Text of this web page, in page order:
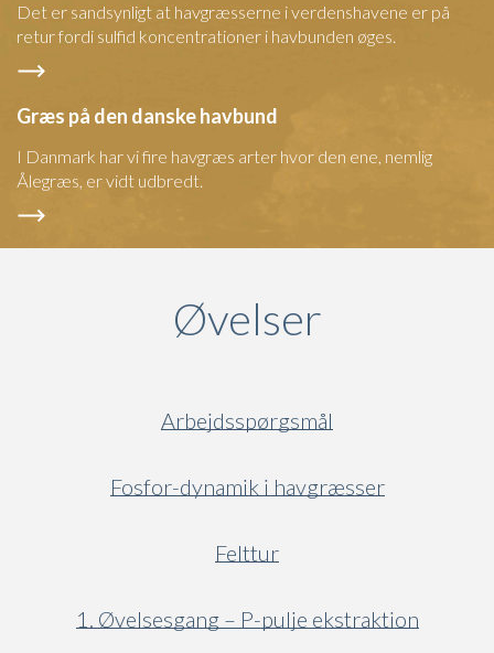
Det er sandsynligt at havgræsserne i verdenshavene er på
retur fordi sulfid koncentrationer i havbunden øges.
Græs på den danske havbund
I Danmark har vi fire havgræs arter hvor den ene, nemlig
Ålegræs, er vidt udbredt.
Øvelser
Arbejdsspørgsmål
Fosfor-dynamik i havgræsser
Felttur
1. Øvelsesgang – P-pulje ekstraktion